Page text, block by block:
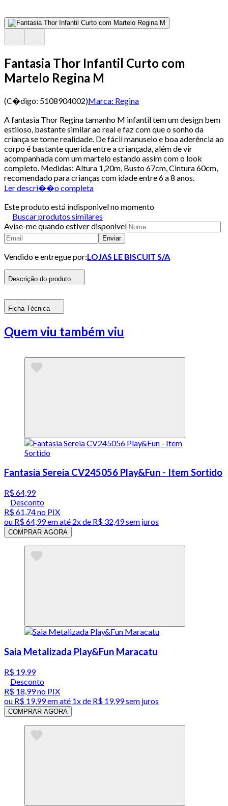
Fantasia Thor Infantil Curto com
Martelo Regina M
(C�digo: 5108904002)Marca: Regina
A fantasia Thor Regina tamanho M infantil tem um design bem
estiloso, bastante similar ao real e faz com que o sonho da
criança se torne realidade. De fácil manuseio e boa aderência ao
corpo é bastante querida entre a criançada, além de vir
acompanhada com um martelo estando assim com o look
completo. Medidas: Altura 1,20m, Busto 67cm, Cintura 60cm,
recomendado para crianças com idade entre 6 a 8 anos.
Ler descri��o completa
Este produto está indisponivel no momento
Buscar produtos similares
Avise-me quando estiver disponivel
Enviar
Vendido e entregue por:LOJAS LE BISCUIT S/A
Descrição do produto
Ficha Técnica
Quem viu também viu
Fantasia Sereia CV245056 Play&Fun - Item Sortido
R$ 64,99
Desconto
R$ 61,74no PIX
ou R$ 64,99em até 2x de R$ 32,49 sem juros
COMPRAR AGORA
Saia Metalizada Play&Fun Maracatu
R$ 19,99
Desconto
R$ 18,99no PIX
ou R$ 19,99em até 1x de R$ 19,99sem juros
COMPRAR AGORA